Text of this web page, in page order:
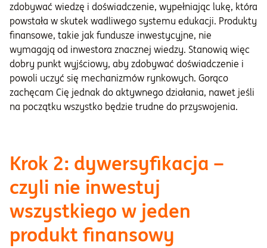
zdobywać wiedzę i doświadczenie, wypełniając lukę, która
powstała w skutek wadliwego systemu edukacji. Produkty
finansowe, takie jak fundusze inwestycyjne, nie
wymagają od inwestora znacznej wiedzy. Stanowią więc
dobry punkt wyjściowy, aby zdobywać doświadczenie i
powoli uczyć się mechanizmów rynkowych. Gorąco
zachęcam Cię jednak do aktywnego działania, nawet jeśli
na początku wszystko będzie trudne do przyswojenia.
Krok 2: dywersyfikacja –
czyli nie inwestuj
wszystkiego w jeden
produkt finansowy